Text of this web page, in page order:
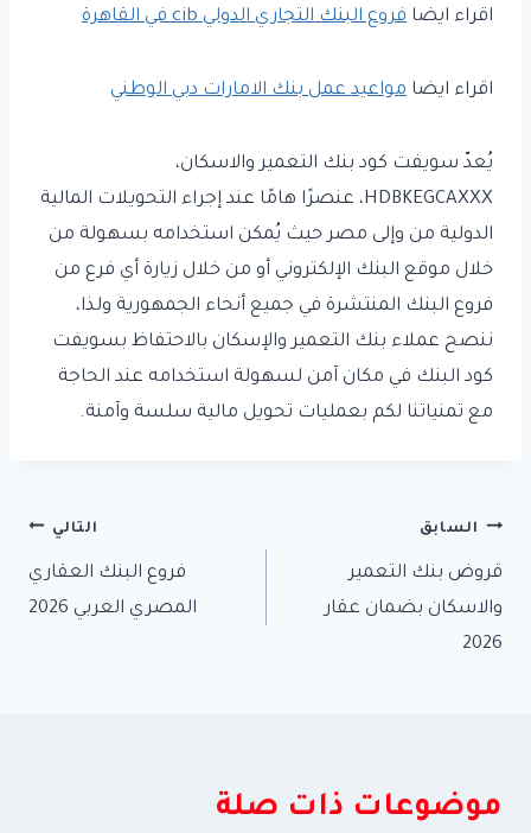
اقراء ايضا فروع البنك التجاري الدولي cib في القاهرة
اقراء ايضا مواعيد عمل بنك الامارات دبي الوطني
يُعدّ سويفت كود بنك التعمير والاسكان،
HDBKEGCAXXX، عنصرًا هامًا عند إجراء التحويلات المالية
الدولية من وإلى مصر حيث يُمكن استخدامه بسهولة من
خلال موقع البنك الإلكتروني أو من خلال زيارة أي فرع من
فروع البنك المنتشرة في جميع أنحاء الجمهورية ولذا،
ننصح عملاء بنك التعمير والإسكان بالاحتفاظ بسويفت
كود البنك في مكان آمن لسهولة استخدامه عند الحاجة
مع تمنياتنا لكم بعمليات تحويل مالية سلسة وآمنة.
تصفّح
المقالات
السابق
قروض بنك التعمير
والاسكان بضمان عقار
2026
التالي
فروع البنك العقاري
المصري العربي 2026
موضوعات ذات صلة